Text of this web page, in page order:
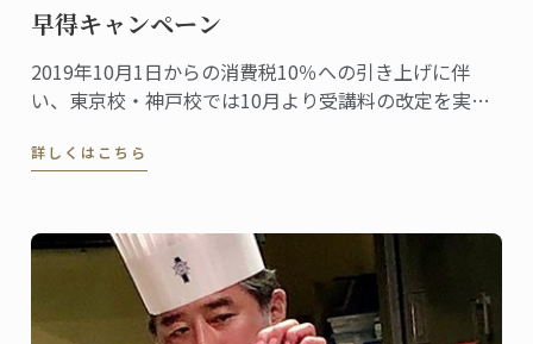
早得キャンペーン
2019年10月1日からの消費税10％への引き上げに伴
い、東京校・神戸校では10月より受講料の改定を実施
詳しくはこちら